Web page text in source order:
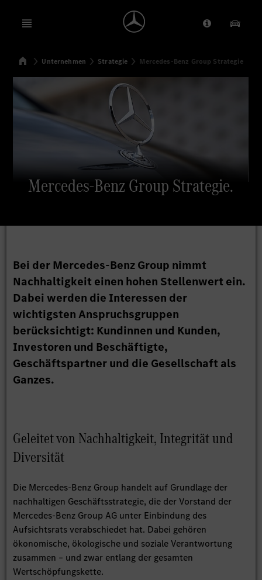
Open menu Anbieter/
SuchenStartseite
Unternehmen Strategie Mercedes-Benz Group Strategie
Mercedes-Benz Group Strategie.
Bei der Mercedes-Benz Group nimmt
Nachhaltigkeit einen hohen Stellenwert ein.
Dabei werden die Interessen der
wichtigsten Anspruchsgruppen
berücksichtigt: Kundinnen und Kunden,
Investoren und Beschäftigte,
Geschäftspartner und die Gesellschaft als
Ganzes.
Geleitet von Nachhaltigkeit, Integrität und
Diversität
Die Mercedes-Benz Group handelt auf Grundlage der
nachhaltigen Geschäftsstrategie, die der Vorstand der
Mercedes-Benz Group AG unter Einbindung des
Aufsichtsrats verabschiedet hat. Dabei gehören
ökonomische, ökologische und soziale Verantwortung
zusammen – und zwar entlang der gesamten
Wertschöpfungskette.